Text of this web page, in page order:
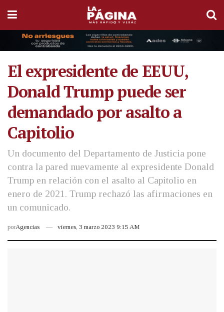
El expresidente de EEUU,
Donald Trump puede ser
demandado por asalto a
Capitolio
Un documento del Departamento de Justicia pone
contra la pared nuevamente al expresidente Donald
Trump en relación con el asalto al Capitolio en
enero de 2021. Trump rechazó las afirmaciones en
un comunicado.
porAgencias viernes, 3 marzo 2023 9:15 AM